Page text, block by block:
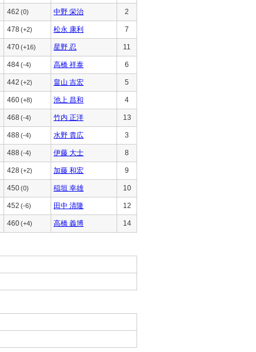
462 (0) 中野 栄治 2
478(+2) 松永 康利 7
470(+16) 星野 忍 11
484(-4) 高橋 祥泰 6
442 (+2) 畠山 吉宏 5
460(+8) 池上 昌和 4
468 (-4) 竹内 正洋 13
488(-4) 水野 貴広 3
488 (-4) 伊藤 大士 8
428(+2) 加藤 和宏 9
450(0) 稲垣 幸雄 10
452 (-6) 田中 清隆 12
460(+4) 高橋 義博 14